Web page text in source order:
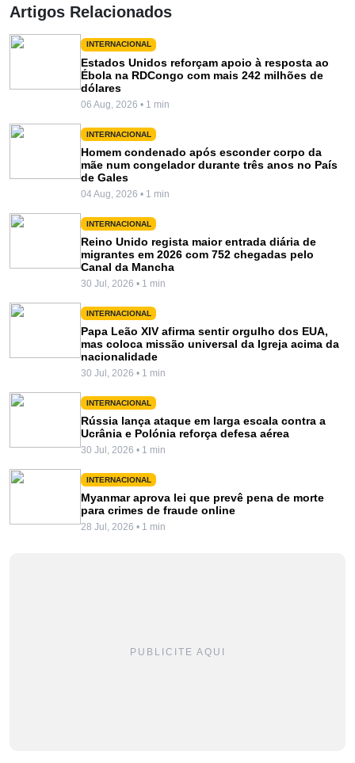
Artigos Relacionados
INTERNACIONAL
Estados Unidos reforçam apoio à resposta ao
Ébola na RDCongo com mais 242 milhões de
dólares
06 Aug, 2026 • 1 min
INTERNACIONAL
Homem condenado após esconder corpo da
mãe num congelador durante três anos no País
de Gales
04 Aug, 2026 • 1 min
INTERNACIONAL
Reino Unido regista maior entrada diária de
migrantes em 2026 com 752 chegadas pelo
Canal da Mancha
30 Jul, 2026 • 1 min
INTERNACIONAL
Papa Leão XIV afirma sentir orgulho dos EUA,
mas coloca missão universal da Igreja acima da
nacionalidade
30 Jul, 2026 • 1 min
INTERNACIONAL
Rússia lança ataque em larga escala contra a
Ucrânia e Polónia reforça defesa aérea
30 Jul, 2026 • 1 min
INTERNACIONAL
Myanmar aprova lei que prevê pena de morte
para crimes de fraude online
28 Jul, 2026 • 1 min
PUBLICITE AQUI